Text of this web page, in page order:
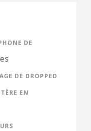
DE
DE DROPPED
EN